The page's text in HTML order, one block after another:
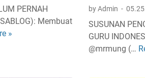
PERNAH
Membuat
»
by Admin
SUSUNAN
GURU
@mrmung (…